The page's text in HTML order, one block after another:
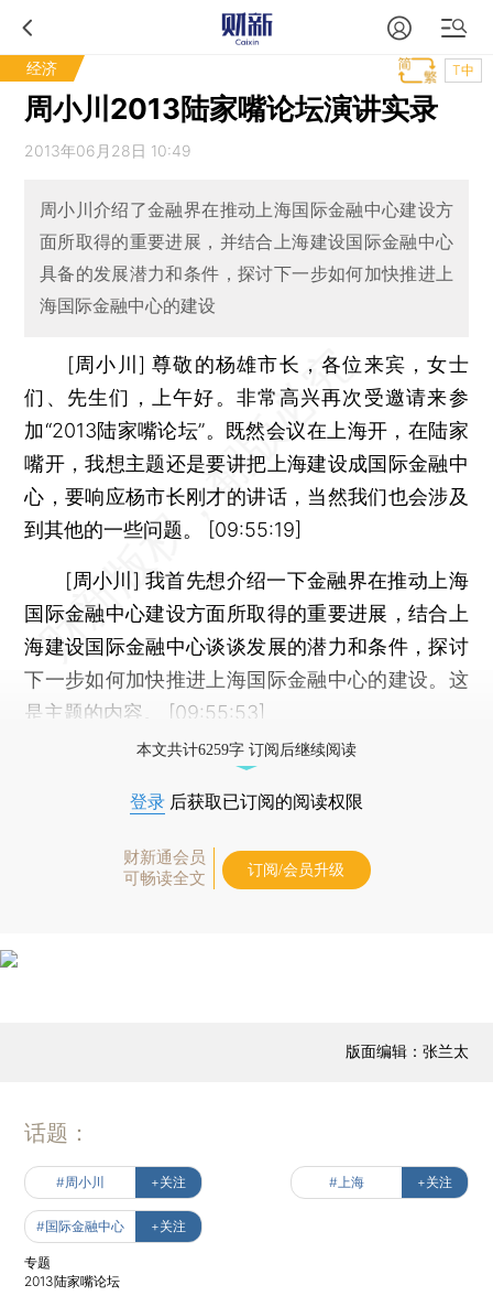
经济 T中
周小川2013陆家嘴论坛演讲实录
2013年06月28日 10:49
周小川介绍了金融界在推动上海国际金融中心建设方
面所取得的重要进展，并结合上海建设国际金融中心
具备的发展潜力和条件，探讨下一步如何加快推进上
海国际金融中心的建设
[周小川] 尊敬的杨雄市长，各位来宾，女士
们、先生们，上午好。非常高兴再次受邀请来参
加“2013陆家嘴论坛”。既然会议在上海开，在陆家
嘴开，我想主题还是要讲把上海建设成国际金融中
心，要响应杨市长刚才的讲话，当然我们也会涉及
到其他的一些问题。 [09:55:19]
[周小川] 我首先想介绍一下金融界在推动上海
国际金融中心建设方面所取得的重要进展，结合上
海建设国际金融中心谈谈发展的潜力和条件，探讨
下一步如何加快推进上海国际金融中心的建设。这
是主题的内容。 [09:55:53]
本文共计6259字 订阅后继续阅读
登录 后获取已订阅的阅读权限
财新通会员
可畅读全文
订阅/会员升级
版面编辑：张兰太
话题：
#周小川 +关注 #上海 +关注
#国际金融中心 +关注
专题
2013陆家嘴论坛